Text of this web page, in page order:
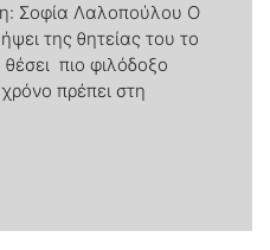
Σοφία Λαλοπούλου Ο
της θητείας του το
πιο φιλόδοξο
πρέπει στη